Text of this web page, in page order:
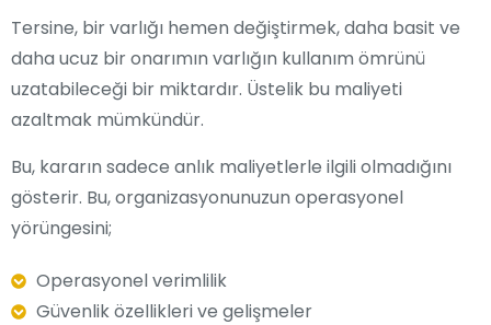
Tersine, bir varlığı hemen değiştirmek, daha basit ve
daha ucuz bir onarımın varlığın kullanım ömrünü
uzatabileceği bir miktardır. Üstelik bu maliyeti
azaltmak mümkündür.
Bu, kararın sadece anlık maliyetlerle ilgili olmadığını
gösterir. Bu, organizasyonunuzun operasyonel
yörüngesini;
Operasyonel verimlilik
Güvenlik özellikleri ve gelişmeler